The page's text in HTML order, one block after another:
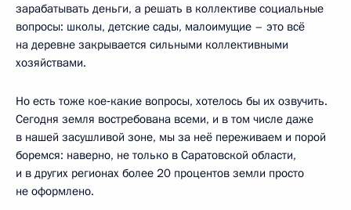
зарабатывать деньги, а решать в коллективе социальные
вопросы: школы, детские сады, малоимущие – это всё
на деревне закрывается сильными коллективными
хозяйствами.
Но есть тоже кое‑какие вопросы, хотелось бы их озвучить.
Сегодня земля востребована всеми, и в том числе даже
в нашей засушливой зоне, мы за неё переживаем и порой
боремся: наверно, не только в Саратовской области,
и в других регионах более 20 процентов земли просто
не оформлено.